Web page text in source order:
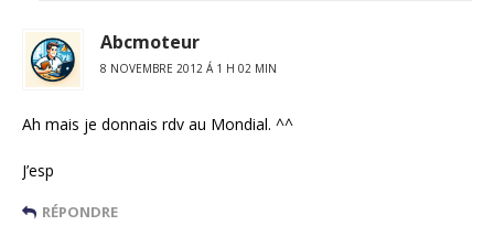
Abcmoteur
8 NOVEMBRE 2012 Á 1 H 02 MIN
Ah mais je donnais rdv au Mondial. ^^
J’esp
RÉPONDRE